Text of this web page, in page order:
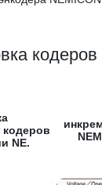
кодеров
NE.